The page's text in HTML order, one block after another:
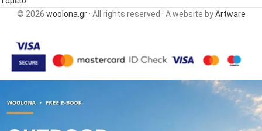
© 2026 woolona.gr· All rights reserved · A website byArtware